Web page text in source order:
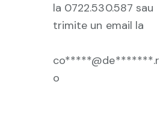
la 0722.530.587 sau
trimite un email la
co*****@de*******.r
o